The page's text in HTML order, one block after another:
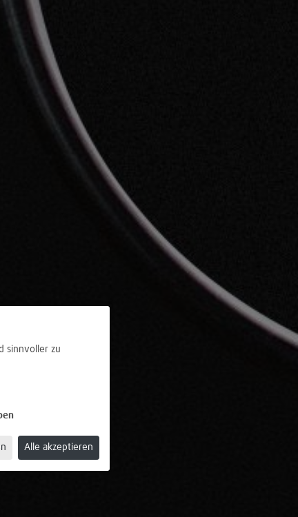
sinnvoller zu
Alle akzeptieren